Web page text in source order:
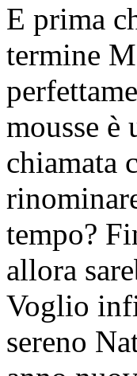
E prima
termine
mousse è
chiamata
tempo?
allora
Voglio
sereno